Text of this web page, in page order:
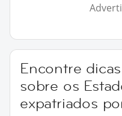
Encontre
sobre os
expatriados